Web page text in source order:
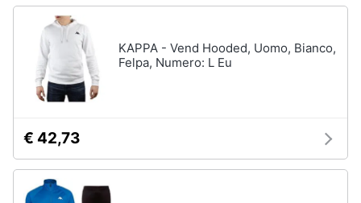
KAPPA - Vend Hooded, Uomo, Bianco,
Felpa, Numero: L Eu
€ 42,73